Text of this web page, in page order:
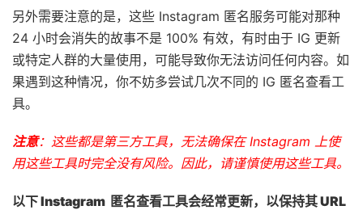
另外需要注意的是，这些 Instagram 匿名服务可能对那种
24 小时会消失的故事不是 100% 有效，有时由于 IG 更新
或特定人群的大量使用，可能导致你无法访问任何内容。如
果遇到这种情况，你不妨多尝试几次不同的 IG 匿名查看工
具。
注意：这些都是第三方工具，无法确保在 Instagram 上使
用这些工具时完全没有风险。因此，请谨慎使用这些工具。
以下 Instagram 匿名查看工具会经常更新，以保持其 URL